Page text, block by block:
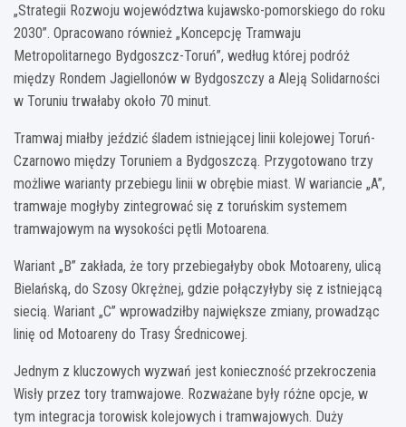
„Strategii Rozwoju województwa kujawsko-pomorskiego do roku
2030”. Opracowano również „Koncepcję Tramwaju
Metropolitarnego Bydgoszcz-Toruń”, według której podróż
między Rondem Jagiellonów w Bydgoszczy a Aleją Solidarności
w Toruniu trwałaby około 70 minut.
Tramwaj miałby jeździć śladem istniejącej linii kolejowej Toruń-
Czarnowo między Toruniem a Bydgoszczą. Przygotowano trzy
możliwe warianty przebiegu linii w obrębie miast. W wariancie „A”,
tramwaje mogłyby zintegrować się z toruńskim systemem
tramwajowym na wysokości pętli Motoarena.
Wariant „B” zakłada, że tory przebiegałyby obok Motoareny, ulicą
Bielańską, do Szosy Okrężnej, gdzie połączyłyby się z istniejącą
siecią. Wariant „C” wprowadziłby największe zmiany, prowadząc
linię od Motoareny do Trasy Średnicowej.
Jednym z kluczowych wyzwań jest konieczność przekroczenia
Wisły przez tory tramwajowe. Rozważane były różne opcje, w
tym integracja torowisk kolejowych i tramwajowych. Duży